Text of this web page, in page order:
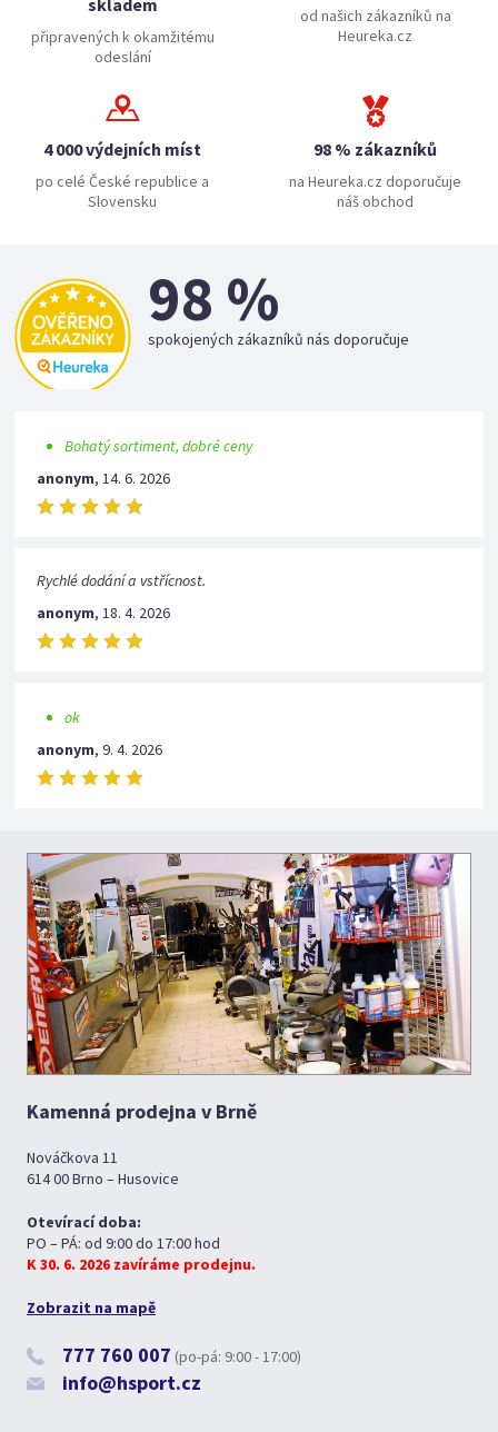
skladem
připravených k okamžitému
odeslání
od našich zákazníků na
Heureka.cz
4 000 výdejních míst
po celé České republice a
Slovensku
98 % zákazníků
na Heureka.cz doporučuje
náš obchod
98 %
spokojených zákazníků nás doporučuje
Bohatý sortiment, dobré ceny
anonym,14. 6. 2026
Rychlé dodání a vstřícnost.
anonym,18. 4. 2026
ok
anonym,9. 4. 2026
Kamenná prodejna v Brně
Nováčkova 11
614 00 Brno – Husovice
Otevírací doba:
PO – PÁ: od 9:00 do 17:00 hod
K 30. 6. 2026 zavíráme prodejnu.
Zobrazit na mapě
777 760 007 (po-pá: 9:00 - 17:00)
info@hsport.cz